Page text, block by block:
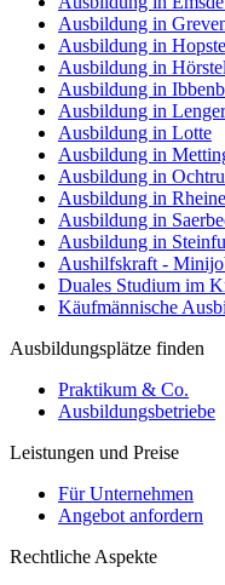
Ausbildung in
Ausbildung in
Ausbildung in Hörstel
Ausbildung in
Ausbildung in
Ausbildung in Lotte
Ausbildung in
Ausbildung in
Ausbildung in Rheine
Ausbildung in
Ausbildung in
Aushilfskraft -
Duales Studium im
Käufmännische
Ausbildungsplätze finden
Praktikum & Co.
Ausbildungsbetriebe
Leistungen und Preise
Für Unternehmen
Angebot anfordern
Rechtliche Aspekte